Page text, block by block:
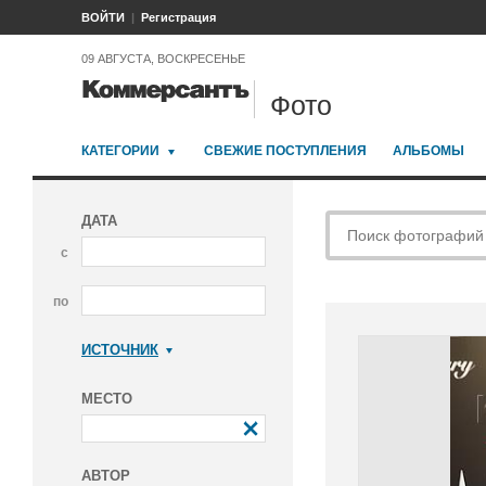
ВОЙТИ Регистрация
09 АВГУСТА, ВОСКРЕСЕНЬЕ
Фото
КАТЕГОРИИ СВЕЖИЕ ПОСТУПЛЕНИЯ АЛЬБОМЫ
ДАТА
с
по
ИСТОЧНИК
МЕСТО
АВТОР